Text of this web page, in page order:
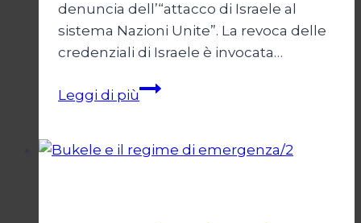
denuncia dell’“attacco di Israele al
sistema Nazioni Unite”. La revoca delle
credenziali di Israele è invocata…
Leggi di piùOnu
Israele